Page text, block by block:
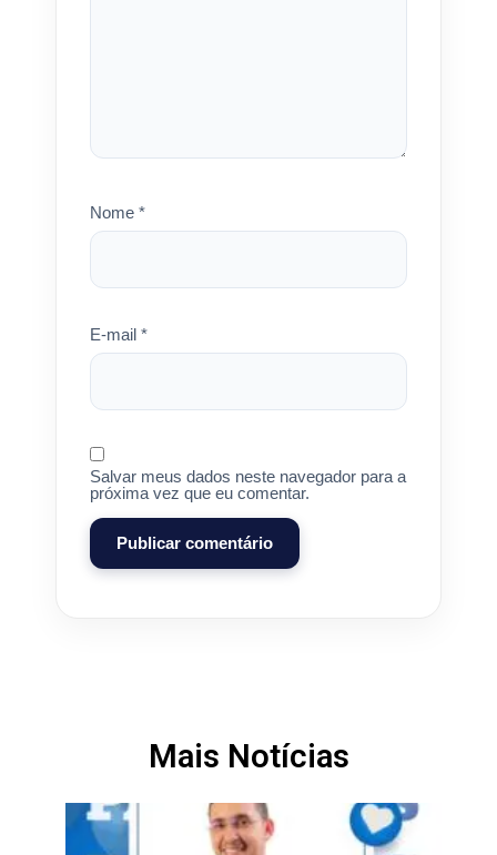
Nome *
E-mail *
Salvar meus dados neste navegador para a
próxima vez que eu comentar.
Mais Notícias